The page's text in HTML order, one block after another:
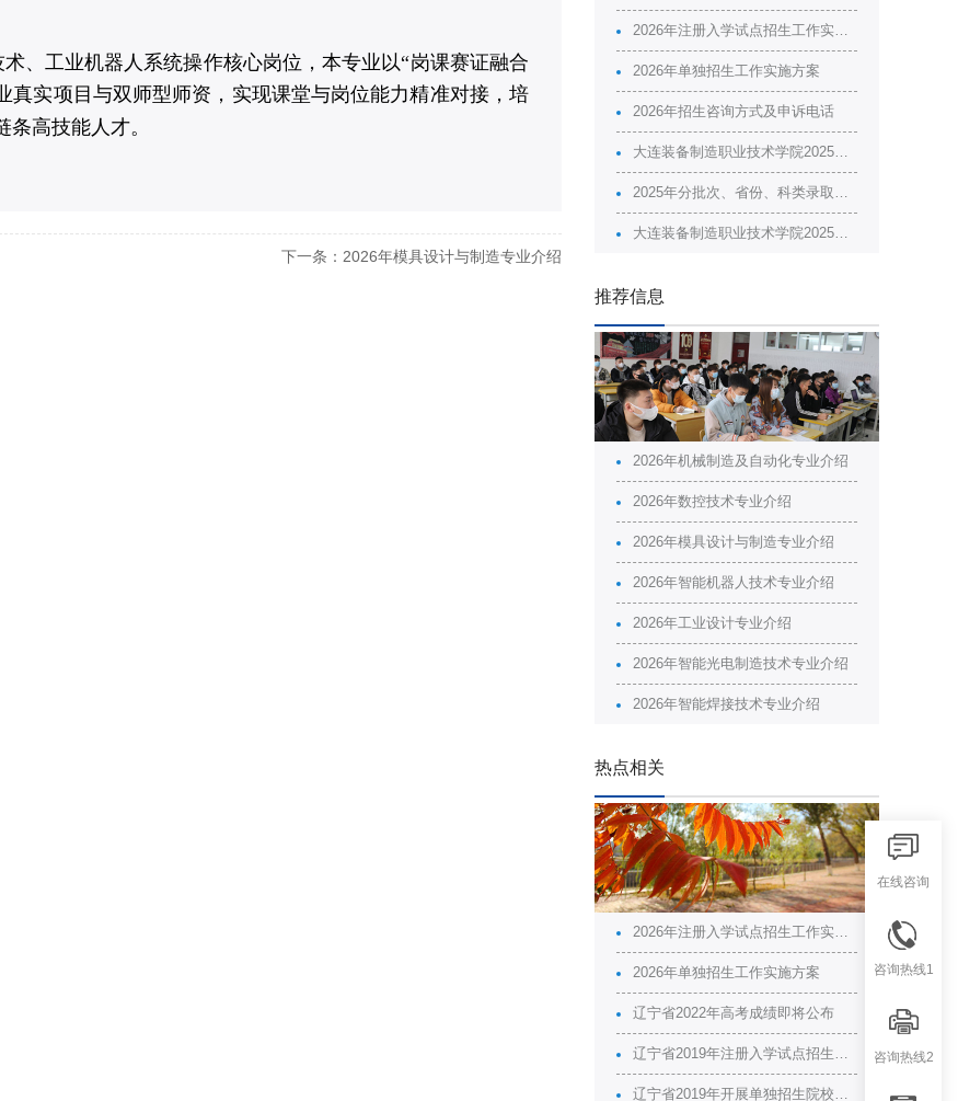
2026年注册入学试点招生工作实施方案
2026年单独招生工作实施方案
2026年招生咨询方式及申诉电话
大连装备制造职业技术学院2025年分批次、省份、科类的计划、录取情况
2025年分批次、省份、科类录取最高分最低分
大连装备制造职业技术学院2025年招生广告
推荐信息
2026年机械制造及自动化专业介绍
2026年数控技术专业介绍
2026年模具设计与制造专业介绍
2026年智能机器人技术专业介绍
2026年工业设计专业介绍
2026年智能光电制造技术专业介绍
2026年智能焊接技术专业介绍
热点相关
2026年注册入学试点招生工作实施方案
2026年单独招生工作实施方案
辽宁省2022年高考成绩即将公布
辽宁省2019年注册入学试点招生院校名单
辽宁省2019年开展单独招生院校名单
、工业机器人系统操作核心岗位，本专业以“岗课赛证融合
真实项目与双师型师资，实现课堂与岗位能力精准对接，培
高技能人才。
下一条：2026年模具设计与制造专业介绍
在线咨询
咨询热线1
咨询热线2